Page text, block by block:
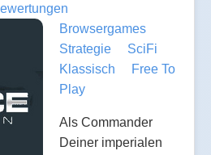
Browsergames
Strategie
SciFi
Klassisch
Free To
Play
Als Commander
Deiner imperialen